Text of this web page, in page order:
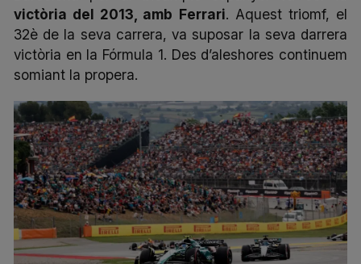
victòria del 2013, amb Ferrari. Aquest triomf, el
32è de la seva carrera, va suposar la seva darrera
victòria en la Fórmula 1. Des d’aleshores continuem
somiant la propera.